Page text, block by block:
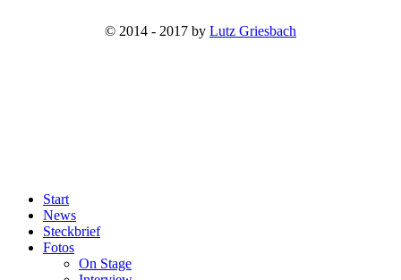
© 2014 - 2017 by Lutz Griesbach
Start
News
Steckbrief
Fotos
On Stage